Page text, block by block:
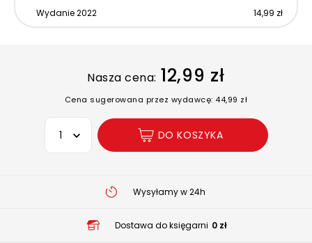
Wydanie 2022 14,99 zł
Nasza cena: 12,99 zł
Cena sugerowana przez wydawcę: 44,99 zł
Wybierz opcję
DO KOSZYKA
Wysyłamy w 24h
Dostawa do księgarni 0 zł